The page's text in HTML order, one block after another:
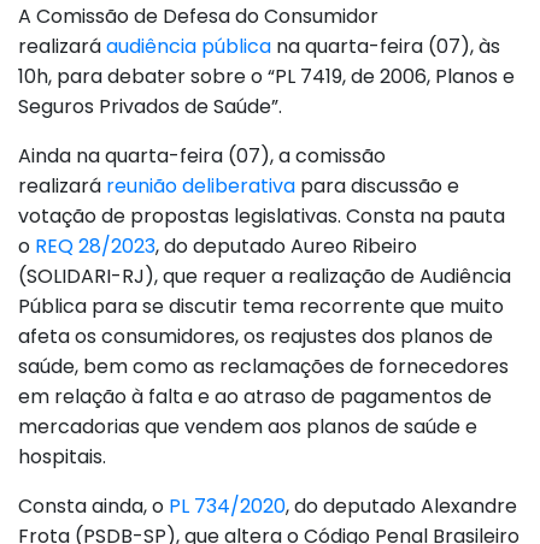
A Comissão de Defesa do Consumidor
realizaráaudiência pública na quarta-feira (07), às
10h, para debater sobre o “PL 7419, de 2006, Planos e
Seguros Privados de Saúde”.
Ainda na quarta-feira (07), a comissão
realizará reunião deliberativa para discussão e
votação de propostas legislativas. Consta na pauta
o REQ 28/2023, do deputado Aureo Ribeiro
(SOLIDARI-RJ), que requer a realização de Audiência
Pública para se discutir tema recorrente que muito
afeta os consumidores, os reajustes dos planos de
saúde, bem como as reclamações de fornecedores
em relação à falta e ao atraso de pagamentos de
mercadorias que vendem aos planos de saúde e
hospitais.
Consta ainda, o PL 734/2020, do deputado Alexandre
Frota (PSDB-SP), que altera o Código Penal Brasileiro